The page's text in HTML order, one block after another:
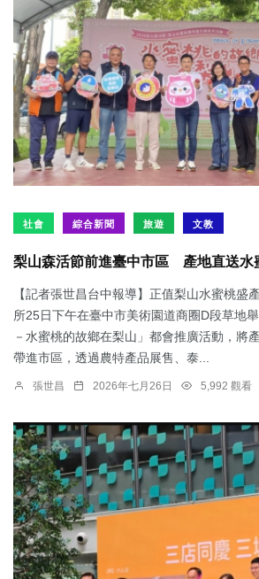
社會 綜合新聞 旅遊 文教
梨山森活節前進臺中市區 產地直送水
【記者張世昌台中報導】正值梨山水蜜桃盛
所25日下午在臺中市美術園道商圈D段草地
－水蜜桃的故鄉在梨山」都會推廣活動，將
帶進市區，透過農特產品展售、泰...
張世昌 2026年七月26日 5,992 觀看